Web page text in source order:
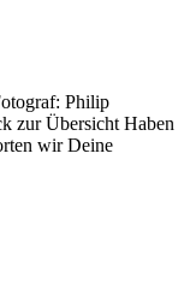
Philip
zur Übersicht Haben
wir Deine